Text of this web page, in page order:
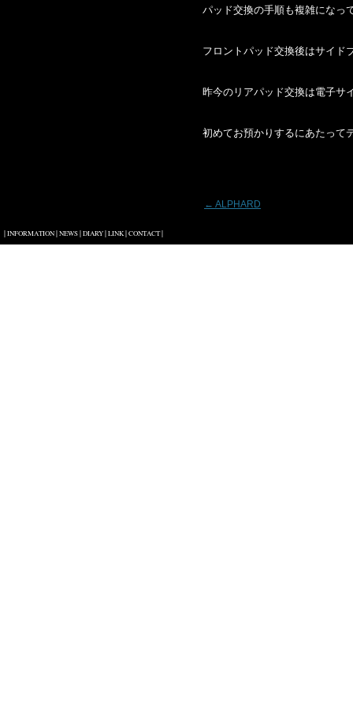
パッド交換の手順も複雑になっ
フロントパッド交換後はサイ
昨今のリアパッド交換は電子
初めてお預かりするにあたって
投稿ナビゲーション
← ALPHARD
|INFORMATION|NEWS|DIARY|LINK|CONTACT|